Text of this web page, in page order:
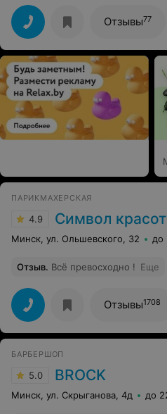
вкусом, а главное так, чтобы
индивидуально.
Отзывы77
ПАРИКМАХЕРСКАЯ
4.9 Символ
Минск, ул. Ольшевского, 32 до
Отзыв. Всё превосходно ! Еще
Отзывы1708
БАРБЕРШОП
5.0 BROCK
Минск, ул. Скрыганова, 4д до